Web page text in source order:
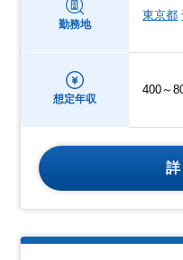
勤務地
東京都
想定年収
400～
詳